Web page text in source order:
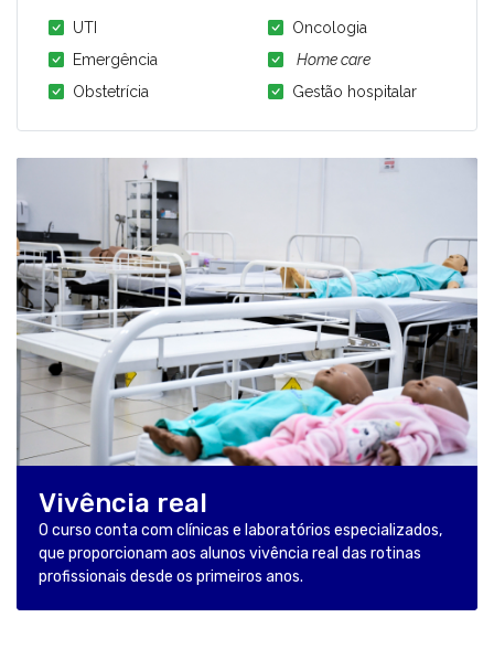
UTI
Emergência
Obstetrícia
Oncologia
Home care
Gestão hospitalar
Vivência real
O curso conta com clínicas e laboratórios especializados,
que proporcionam aos alunos vivência real das rotinas
profissionais desde os primeiros anos.